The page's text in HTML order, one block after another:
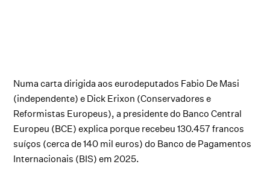
Numa carta dirigida aos eurodeputados Fabio De Masi
(independente) e Dick Erixon (Conservadores e
Reformistas Europeus), a presidente do Banco Central
Europeu (BCE) explica porque recebeu 130.457 francos
suíços (cerca de 140 mil euros) do Banco de Pagamentos
Internacionais (BIS) em 2025.